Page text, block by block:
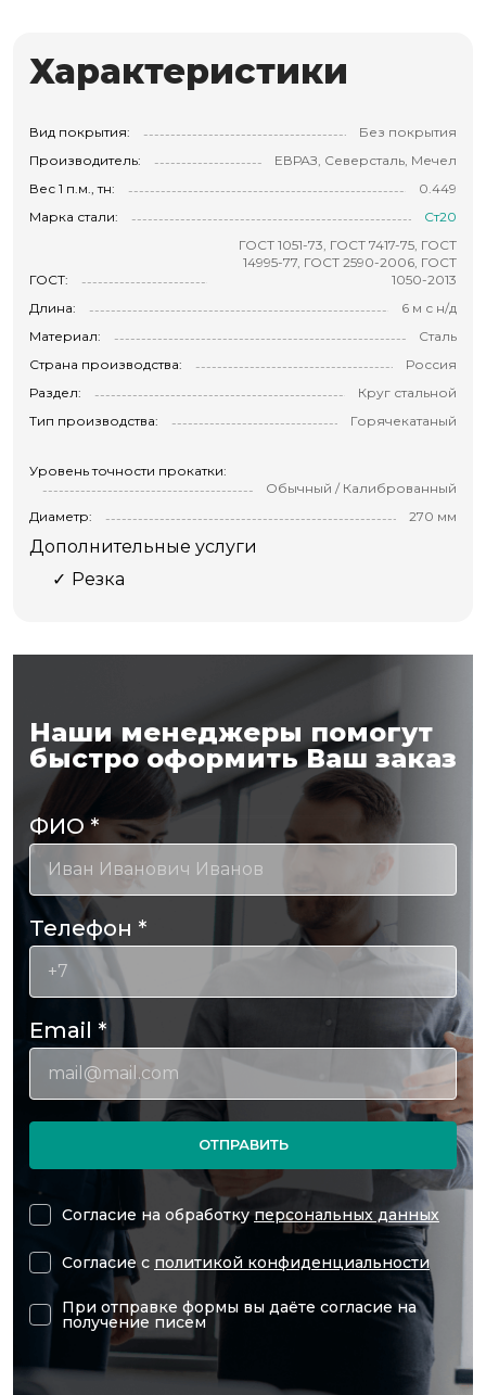
Характеристики
Вид покрытия:
Без покрытия
Производитель:
ЕВРАЗ, Северсталь, Мечел
Вес 1 п.м., тн:
0.449
Марка стали:
Ст20
ГОСТ:
ГОСТ 1051-73, ГОСТ 7417-75, ГОСТ
14995-77, ГОСТ 2590-2006, ГОСТ
1050-2013
Длина:
6 м с н/д
Материал:
Сталь
Страна производства:
Россия
Раздел:
Круг стальной
Тип производства:
Горячекатаный
Уровень точности прокатки:
Обычный / Калиброванный
Диаметр:
270 мм
Дополнительные услуги
Резка
Наши менеджеры помогут
быстро оформить Ваш заказ
ФИО*
Телефон *
Email *
ОТПРАВИТЬ
Согласие на обработкуперсональных данных
Согласие с политикой конфиденциальности
При отправке формы вы даёте согласие на
получение писем